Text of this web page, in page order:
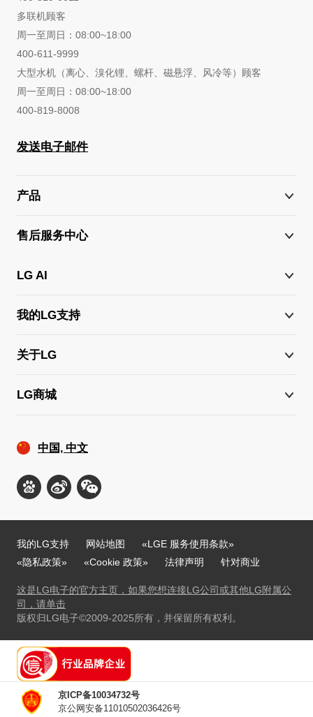
多联机顾客
周一至周日：08:00~18:00
400-611-9999
大型水机（离心、溴化锂、螺杆、磁悬浮、风冷等）顾客
周一至周日：08:00~18:00
400-819-8008
发送电子邮件
产品
售后服务中心
LG AI
我的LG支持
关于LG
LG商城
中国, 中文
我的LG支持 网站地图
«LGE 服务使用条款»
«隐私政策»
«Cookie 政策» 法律声明 针对商业
这是LG电子的官方主页，如果您想连接LG公司或其他LG附属公
司，请单击
版权归LG电子©2009-2025所有，并保留所有权利。
京ICP备10034732号
京公网安备11010502036426号